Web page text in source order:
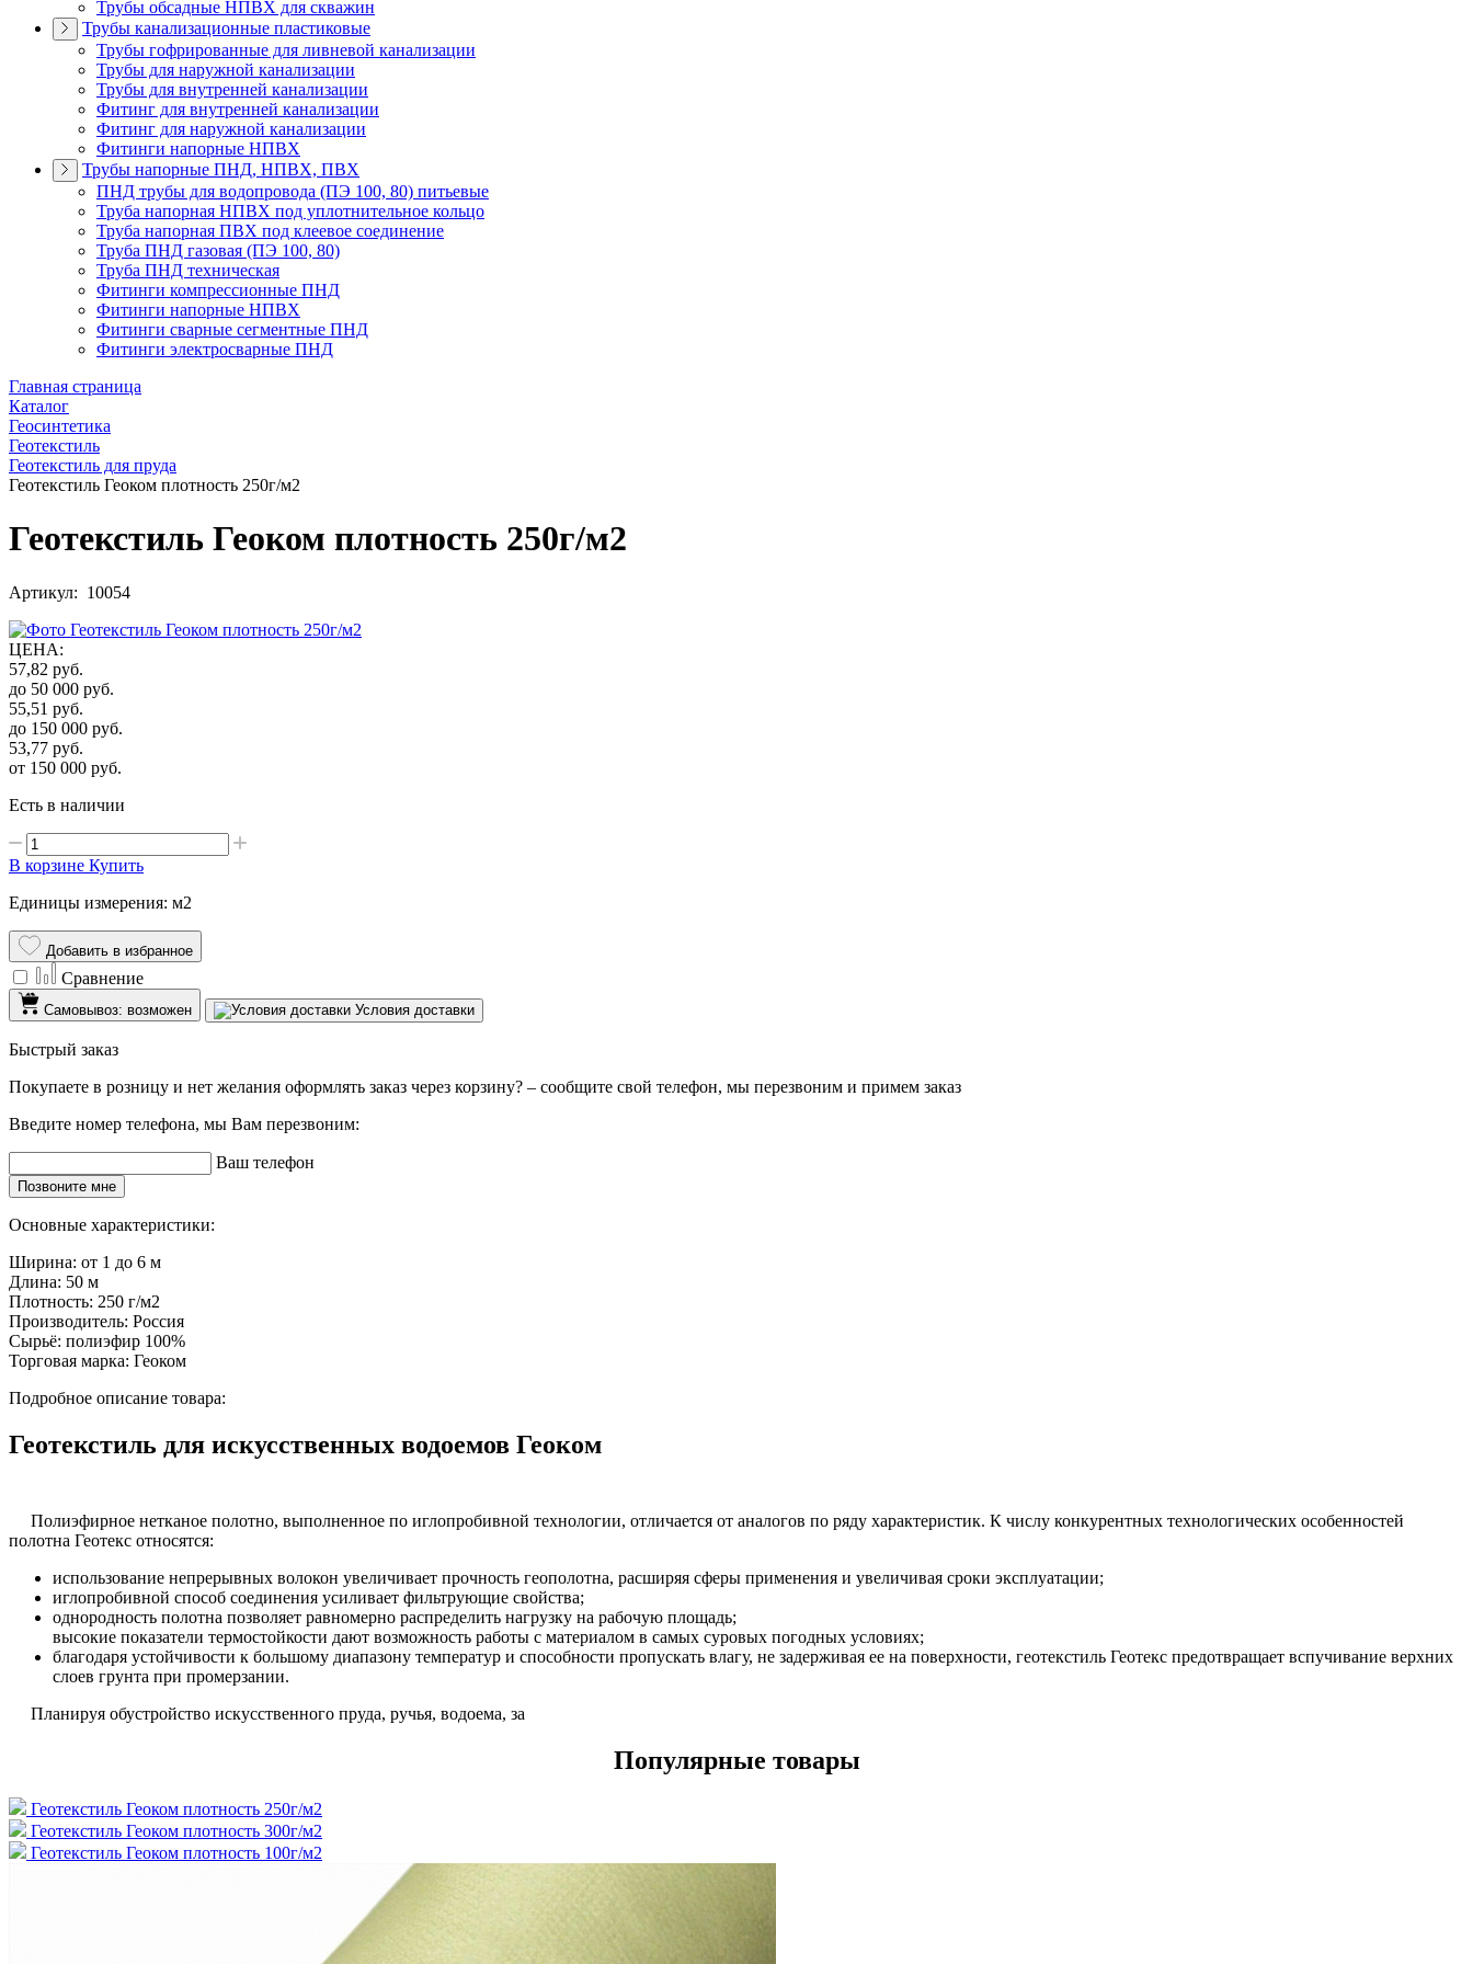
Трубы обсадные НПВХ для скважин
Трубы канализационные пластиковые
Трубы гофрированные для ливневой канализации
Трубы для наружной канализации
Трубы для внутренней канализации
Фитинг для внутренней канализации
Фитинг для наружной канализации
Фитинги напорные НПВХ
Трубы напорные ПНД, НПВХ, ПВХ
ПНД трубы для водопровода (ПЭ 100, 80) питьевые
Труба напорная НПВХ под уплотнительное кольцо
Труба напорная ПВХ под клеевое соединение
Труба ПНД газовая (ПЭ 100, 80)
Труба ПНД техническая
Фитинги компрессионные ПНД
Фитинги напорные НПВХ
Фитинги сварные сегментные ПНД
Фитинги электросварные ПНД
Главная страница
Каталог
Геосинтетика
Геотекстиль
Геотекстиль для пруда
Геотекстиль Геоком плотность 250г/м2
Геотекстиль Геоком плотность 250г/м2
Артикул: 10054
ЦЕНА:
57,82 руб.
до 50 000 руб.
55,51 руб.
до 150 000 руб.
53,77 руб.
от 150 000 руб.
Есть в наличии
В корзине Купить
Единицы измерения: м2
Добавить в избранное
Сравнение
Самовывоз: возможен Условия доставки
Быстрый заказ
Покупаете в розницу и нет желания оформлять заказ через корзину? – сообщите свой телефон, мы перезвоним и примем заказ
Введите номер телефона, мы Вам перезвоним:
Ваш телефон
Позвоните мне
Основные характеристики:
Ширина: от 1 до 6 м
Длина: 50 м
Плотность: 250 г/м2
Производитель: Россия
Сырьё: полиэфир 100%
Торговая марка: Геоком
Подробное описание товара:
Геотекстиль для искусственных водоемов Геоком
Полиэфирное нетканое полотно, выполненное по иглопробивной технологии, отличается от аналогов по ряду характеристик. К числу конкурентных технологических особенностей
полотна Геотекс относятся:
использование непрерывных волокон увеличивает прочность геополотна, расширяя сферы применения и увеличивая сроки эксплуатации;
иглопробивной способ соединения усиливает фильтрующие свойства;
однородность полотна позволяет равномерно распределить нагрузку на рабочую площадь;
высокие показатели термостойкости дают возможность работы с материалом в самых суровых погодных условиях;
благодаря устойчивости к большому диапазону температур и способности пропускать влагу, не задерживая ее на поверхности, геотекстиль Геотекс предотвращает вспучивание верхних
слоев грунта при промерзании.
Планируя обустройство искусственного пруда, ручья, водоема, за
Популярные товары
Геотекстиль Геоком плотность 250г/м2
Геотекстиль Геоком плотность 300г/м2
Геотекстиль Геоком плотность 100г/м2